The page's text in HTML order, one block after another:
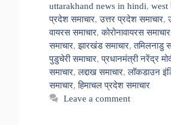
uttarakhand news in hindi, west
प्रदेश समाचार,उत्तर प्रदेश समाचार,
वायरस समाचार,कोरोनावायरस समाचार
समाचार,झारखंड समाचार,तमिलनाडु
पुडुचेरी समाचार,प्रधानमंत्री नरेंद्र
समाचार,लद्दाख समाचार,लॉकडाउन
समाचार,हिमाचल प्रदेश समाचार
Leave a comment